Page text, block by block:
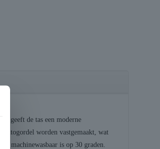
geeft de tas een moderne
worden vastgemaakt, wat
machinewasbaar is op 30 graden.